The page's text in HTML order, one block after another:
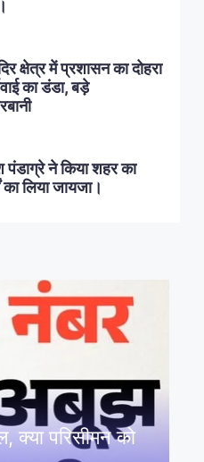
क्षेत्र में प्रशासन का दोहरा
का डंडा, बड़े
ने किया शहर का
का लिया जायजा।
क्या परिसीमन को